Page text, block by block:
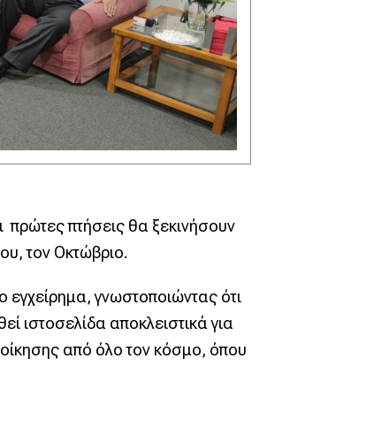
πτήσεις θα ξεκινήσουν
τον Οκτώβριο.
γνωστοποιώντας ότι
ιστοσελίδα αποκλειστικά για
από όλο τον κόσμο, όπου